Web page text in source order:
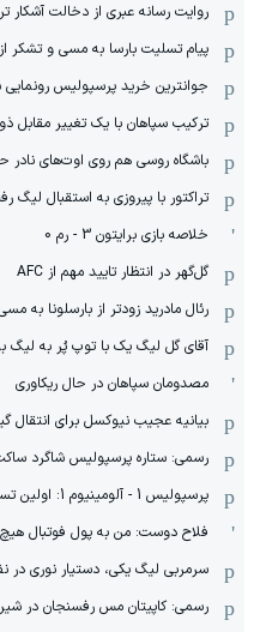
روایت رسانه عبری از دخالت آشکار
پیام تسلیت بارسا به مسی و تشکر
جوانترین خرید پرسپولیس
ترکیب سپاهان با یک تغییر مقابل
باشگاه روسی هم روی اوت‌های نادر
تراکتور با پیروزی به استقبال لیگ
خلاصه بازی برایتون 3 - رم 0
گل‌گهر در انتظار تایید مهم از ‌AFC
رئال مادرید زودتر از بارسلونا به
آقای گل لیگ یک با توپ پُر به لیگ
مصدومان سپاهان در حال ریکاوری
بیانیه عجیب نیوکسل برای انتقال
رسمی: ستاره پرسپولیس شاگرد
پرسپولیس 1 - آلومینیوم 1: اولین تساوی فصل
فلاح دوست: من به پول فوتبال هیچ
سرمربی لیگ یکی، دستیار نوری در
رسمی: کاپیتان مس رفسنجان در